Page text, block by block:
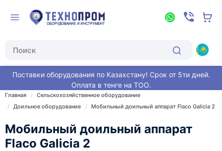
Поставки оборудования по Казахстану! Срок от 5ти дней.
Оплата в тенге на ТОО.
Главная
Сельскохозяйственное оборудование
Доильное оборудование
Мобильный доильный аппарат Flaco Galicia 2
Мобильный доильный аппарат
Flaco Galicia 2